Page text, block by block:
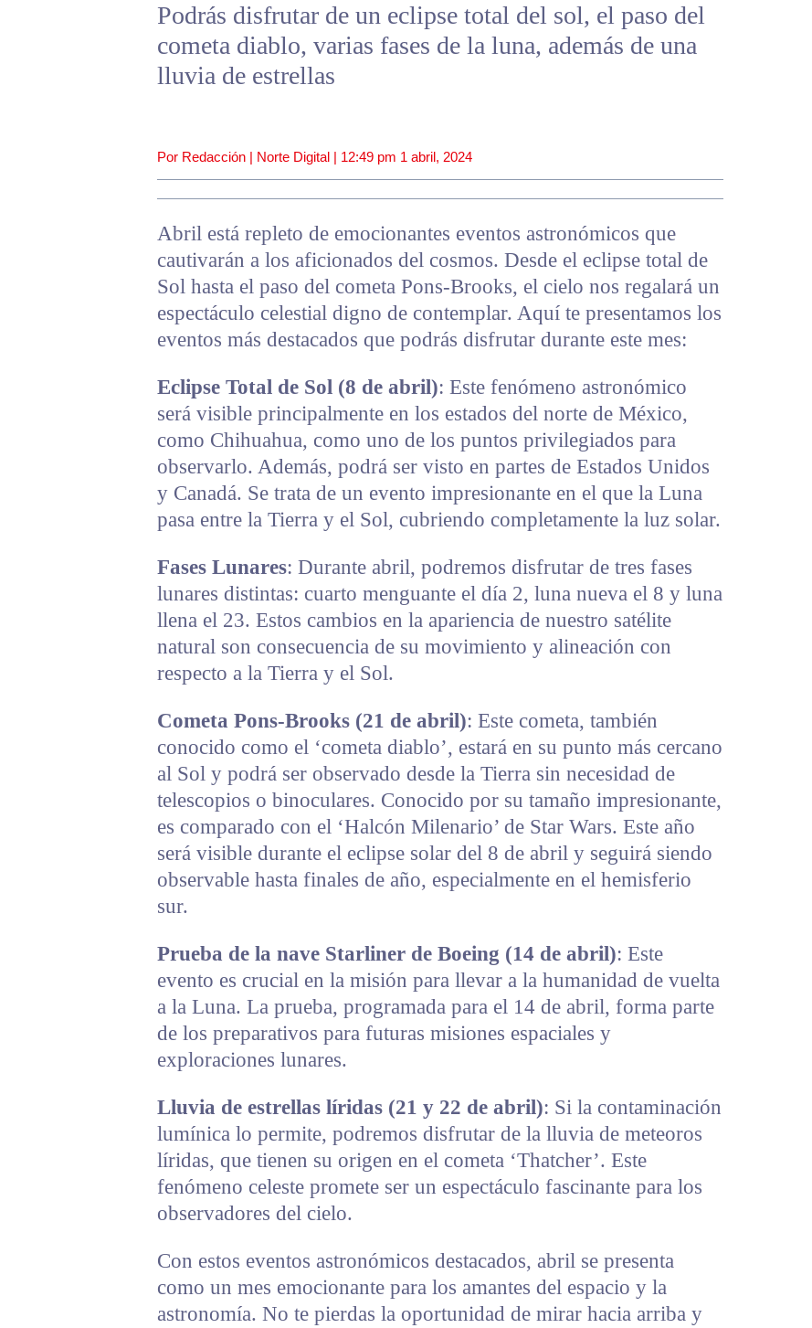
Podrás disfrutar de un eclipse total del sol, el paso del
cometa diablo, varias fases de la luna, además de una
lluvia de estrellas
Por Redacción | Norte Digital | 12:49 pm 1 abril, 2024
Abril está repleto de emocionantes eventos astronómicos que
cautivarán a los aficionados del cosmos. Desde el eclipse total de
Sol hasta el paso del cometa Pons-Brooks, el cielo nos regalará un
espectáculo celestial digno de contemplar. Aquí te presentamos los
eventos más destacados que podrás disfrutar durante este mes:
Eclipse Total de Sol (8 de abril): Este fenómeno astronómico
será visible principalmente en los estados del norte de México,
como Chihuahua, como uno de los puntos privilegiados para
observarlo. Además, podrá ser visto en partes de Estados Unidos
y Canadá. Se trata de un evento impresionante en el que la Luna
pasa entre la Tierra y el Sol, cubriendo completamente la luz solar.
Fases Lunares: Durante abril, podremos disfrutar de tres fases
lunares distintas: cuarto menguante el día 2, luna nueva el 8 y luna
llena el 23. Estos cambios en la apariencia de nuestro satélite
natural son consecuencia de su movimiento y alineación con
respecto a la Tierra y el Sol.
Cometa Pons-Brooks (21 de abril): Este cometa, también
conocido como el ‘cometa diablo’, estará en su punto más cercano
al Sol y podrá ser observado desde la Tierra sin necesidad de
telescopios o binoculares. Conocido por su tamaño impresionante,
es comparado con el ‘Halcón Milenario’ de Star Wars. Este año
será visible durante el eclipse solar del 8 de abril y seguirá siendo
observable hasta finales de año, especialmente en el hemisferio
sur.
Prueba de la nave Starliner de Boeing (14 de abril): Este
evento es crucial en la misión para llevar a la humanidad de vuelta
a la Luna. La prueba, programada para el 14 de abril, forma parte
de los preparativos para futuras misiones espaciales y
exploraciones lunares.
Lluvia de estrellas líridas (21 y 22 de abril): Si la contaminación
lumínica lo permite, podremos disfrutar de la lluvia de meteoros
líridas, que tienen su origen en el cometa ‘Thatcher’. Este
fenómeno celeste promete ser un espectáculo fascinante para los
observadores del cielo.
Con estos eventos astronómicos destacados, abril se presenta
como un mes emocionante para los amantes del espacio y la
astronomía. No te pierdas la oportunidad de mirar hacia arriba y